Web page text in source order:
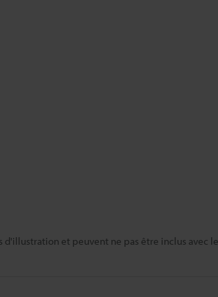
d'illustration et peuvent ne pas être inclus avec